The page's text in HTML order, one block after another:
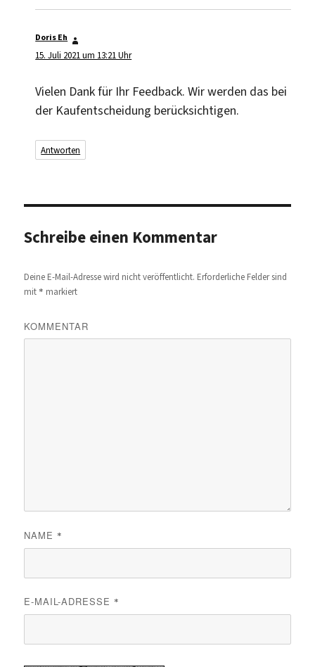
Doris Eh
15. Juli 2021 um 13:21 Uhr
Vielen Dank für Ihr Feedback. Wir werden das bei
der Kaufentscheidung berücksichtigen.
Antworten
Schreibe einen Kommentar
Deine E-Mail-Adresse wird nicht veröffentlicht. Erforderliche Felder sind
mit * markiert
KOMMENTAR
NAME *
E-MAIL-ADRESSE *